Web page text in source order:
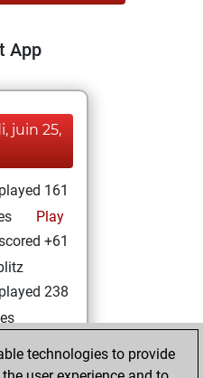
App
juin 25,
161
Play
+61
238
slow
technologies to provide